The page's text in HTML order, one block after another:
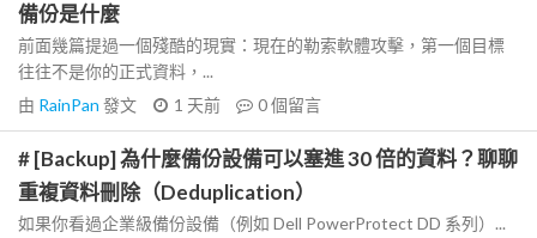
備份是什麼
前面幾篇提過一個殘酷的現實：現在的勒索軟體攻擊，第一個目標
往往不是你的正式資料，...
由 RainPan 發文 1 天前 0個留言
# [Backup] 為什麼備份設備可以塞進 30 倍的資料？聊聊
重複資料刪除（Deduplication）
如果你看過企業級備份設備（例如 Dell PowerProtect DD 系列）...